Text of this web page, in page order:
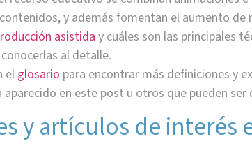
y además fomentan el aumento de
asistida y cuáles son las principales
al detalle.
el glosario para encontrar más definiciones y
en este post u otros que pueden ser
y artículos de interés